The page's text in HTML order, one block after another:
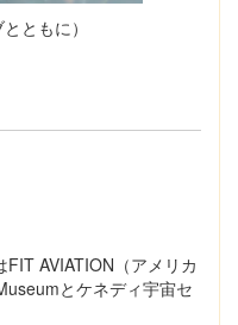
ともに）
AVIATION（アメリカ
とケネディ宇宙セ